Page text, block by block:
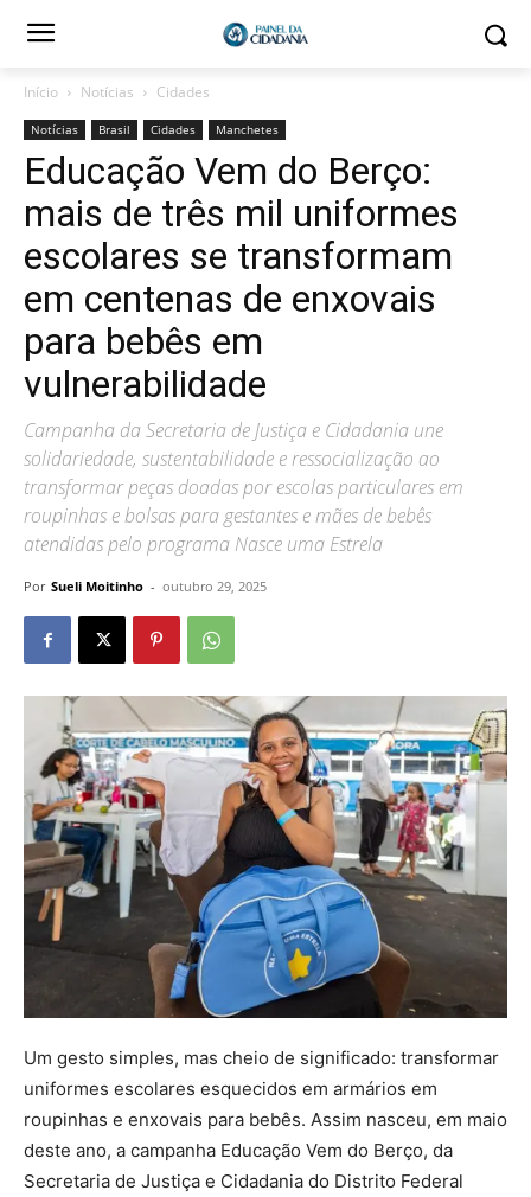
Início Notícias Cidades
Notícias Brasil Cidades Manchetes
Educação Vem do Berço:
mais de três mil uniformes
escolares se transformam
em centenas de enxovais
para bebês em
vulnerabilidade
Campanha da Secretaria de Justiça e Cidadania une
solidariedade, sustentabilidade e ressocialização ao
transformar peças doadas por escolas particulares em
roupinhas e bolsas para gestantes e mães de bebês
atendidas pelo programa Nasce uma Estrela
Por Sueli Moitinho - outubro 29, 2025
Um gesto simples, mas cheio de significado: transformar
uniformes escolares esquecidos em armários em
roupinhas e enxovais para bebês. Assim nasceu, em maio
deste ano, a campanha Educação Vem do Berço, da
Secretaria de Justiça e Cidadania do Distrito Federal